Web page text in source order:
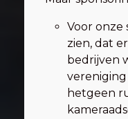
Voor onze
zien, dat
bedrijven
vereniging
hetgeen